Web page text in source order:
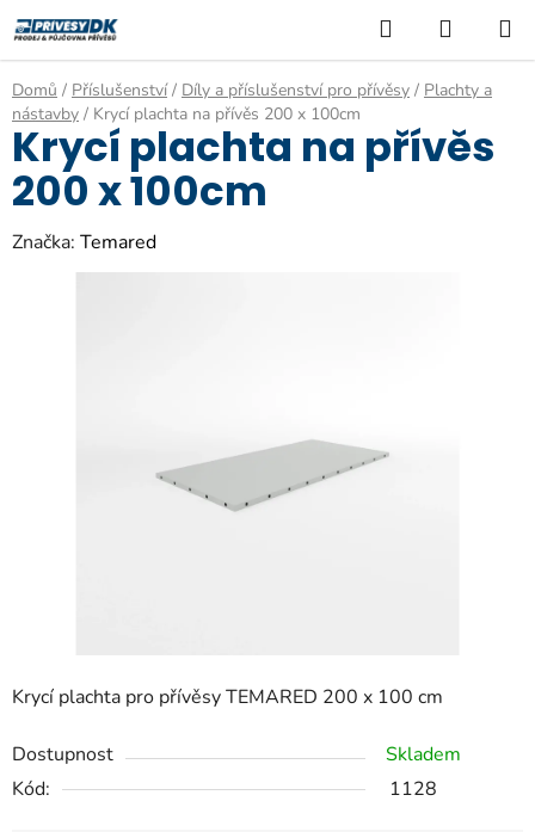
na
obsah
Hledat
KOŠÍK
Domů / Příslušenství / Díly a příslušenství pro přívěsy / Plachty a
nástavby / Krycí plachta na přívěs 200 x 100cm
Krycí plachta pro přívěsy TEMARED 200 x 100 cm
Dostupnost
Skladem
Kód:
1128
Krycí plachta na přívěs
200 x 100cm
Značka: Temared